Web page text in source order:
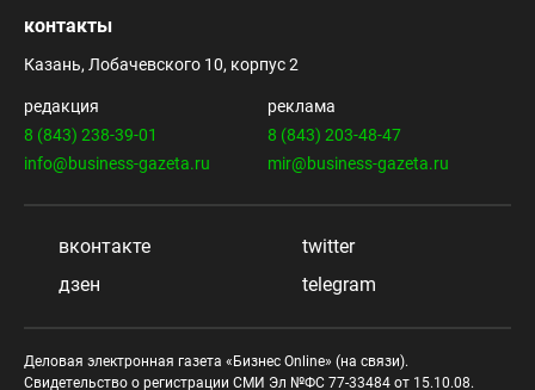
контакты
Казань, Лобачевского 10, корпус 2
редакция
8 (843) 238-39-01
info@business-gazeta.ru
реклама
8 (843) 203-48-47
mir@business-gazeta.ru
вконтакте
twitter
дзен
telegram
Деловая электронная газета «Бизнес Online» (на связи).
Свидетельство о регистрации СМИ Эл №ФС 77-33484 от 15.10.08.